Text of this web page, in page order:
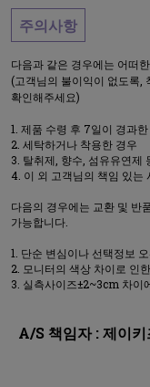
주의사항
다음과 같은 경우에는 어떠
(고객님의 불이익이 없도록,
확인해주세요)
제품 수령 후 7일이 경과한
세탁하거나 착용한 경우
탈취제, 향수, 섬유유연제
이 외 고객님의 책임 있는
다음의 경우에는 교환 및 반
가능합니다.
단순 변심이나 선택정보
모니터의 색상 차이로 인
실측사이즈±2~3cm 차이
A/S 책임자 : 제이